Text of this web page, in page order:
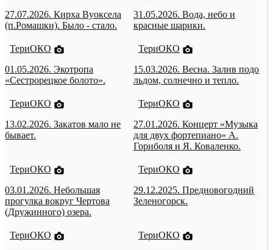
27.07.2026. Кирха Вуоксела
(п.Ромашки). Было - стало.
31.05.2026. Вода, небо и
красные шарики.
ТериОКО
01.05.2026. Экотропа
«Сестрорецкое болото».
ТериОКО
15.03.2026. Весна. Залив подо
льдом, солнечно и тепло.
ТериОКО
13.02.2026. Закатов мало не
бывает.
ТериОКО
27.01.2026. Концерт «Музыка
для двух фортепиано» А.
Гориболя и Я. Коваленко.
ТериОКО
03.01.2026. Небольшая
прогулка вокруг Чертова
(Дружинного) озера.
ТериОКО
29.12.2025. Предновогодний
Зеленогорск.
ТериОКО
ТериОКО